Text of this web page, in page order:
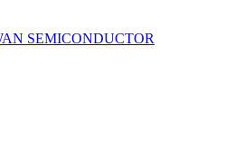
SEMICONDUCTOR